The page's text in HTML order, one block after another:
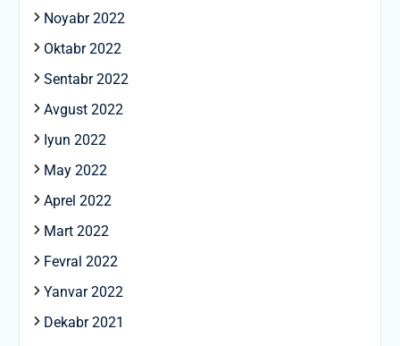
Noyabr 2022
Oktabr 2022
Sentabr 2022
Avgust 2022
Iyun 2022
May 2022
Aprel 2022
Mart 2022
Fevral 2022
Yanvar 2022
Dekabr 2021